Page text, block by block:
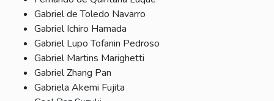
Gabriel de Toledo Navarro
Gabriel Ichiro Hamada
Gabriel Lupo Tofanin Pedroso
Gabriel Martins Marighetti
Gabriel Zhang Pan
Gabriela Akemi Fujita